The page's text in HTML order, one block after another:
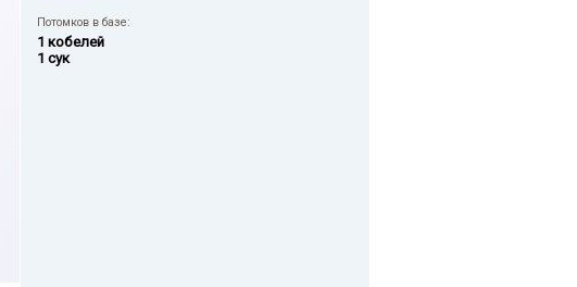
Потомков в базе:
1 кобелей
1 сук